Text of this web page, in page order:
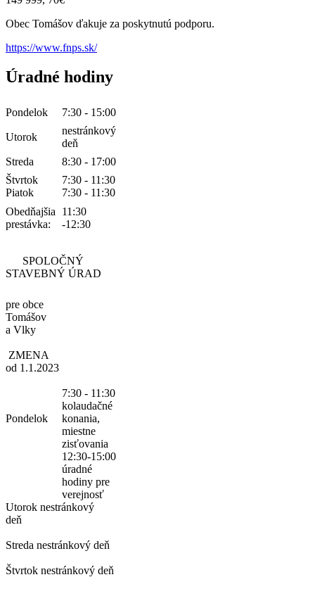
Obec Tomášov ďakuje za poskytnutú podporu.
https://www.fnps.sk/
Úradné hodiny
Pondelok 7:30 - 15:00
Utorok
nestránkový
deň
Streda
8:30 - 17:00
Štvrtok
7:30 - 11:30
Piatok
7:30 - 11:30
Obedňajšia
prestávka:
11:30
-12:30
SPOLOČNÝ
STAVEBNÝ ÚRAD
pre obce
Tomášov
a Vlky
ZMENA
od 1.1.2023
Pondelok
7:30 - 11:30
kolaudačné
konania,
miestne
zisťovania
12:30-15:00
úradné
hodiny pre
verejnosť
Utorok nestránkový
deň
Streda nestránkový deň
Štvrtok nestránkový deň